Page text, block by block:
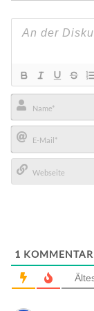
Name*
E-
Mail*
1 KOMMENTAR